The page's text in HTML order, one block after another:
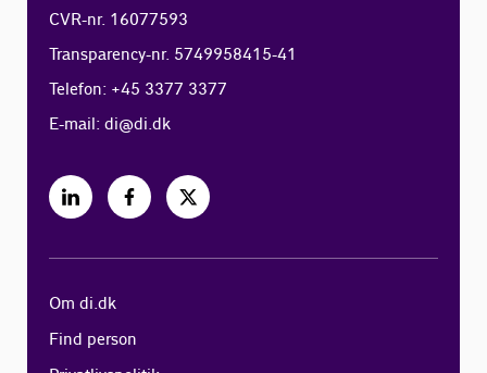
CVR-nr. 16077593
Transparency-nr. 5749958415-41
Telefon: +45 3377 3377
E-mail:di@di.dk
Om di.dk
Find person